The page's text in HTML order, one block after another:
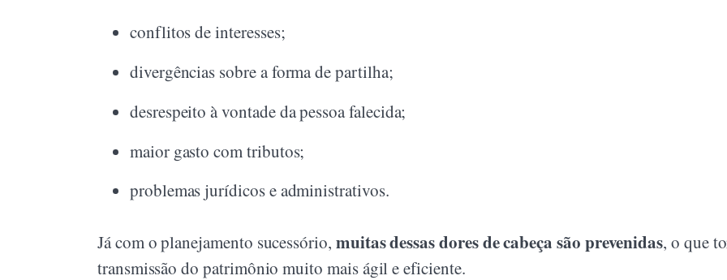
conflitos de interesses;
divergências sobre a forma de partilha;
desrespeito à vontade da pessoa falecida;
maior gasto com tributos;
problemas jurídicos e administrativos.
Já com o planejamento sucessório, muitas dessas dores de cabeça são prevenidas, o que
transmissão do patrimônio muito mais ágil e eficiente.